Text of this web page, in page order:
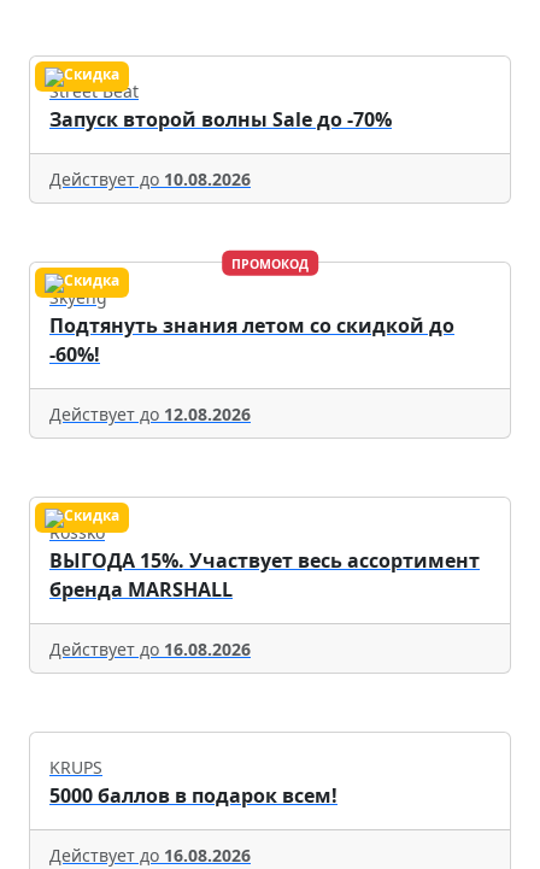
Street Beat
Запуск второй волны Sale до -70%
Действует до 10.08.2026
ПРОМОКОД
Skyeng
Подтянуть знания летом со скидкой до
-60%!
Действует до 12.08.2026
Rossko
ВЫГОДА 15%. Участвует весь ассортимент
бренда MARSHALL
Действует до 16.08.2026
KRUPS
5000 баллов в подарок всем!
Действует до 16.08.2026